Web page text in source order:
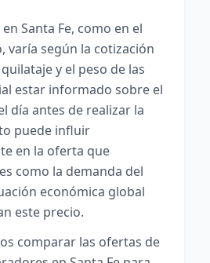
Santa Fe, como en el
varía según la cotización
y el peso de las
estar informado sobre el
día antes de realizar la
puede influir
en la oferta que
como la demanda del
económica global
este precio.
comparar las ofertas de